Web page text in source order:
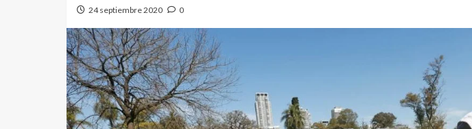
24 septiembre 2020 0